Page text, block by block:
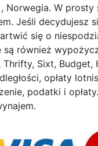
Norwegia. W
Jeśli decydujesz
się o
są również
Thrifty, Sixt,
opłaty
podatki i